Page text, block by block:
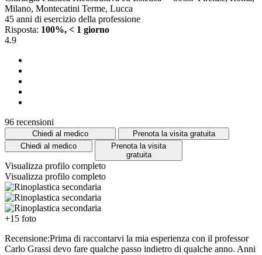
Milano, Montecatini Terme, Lucca
45 anni di esercizio della professione
Risposta: 100%, < 1 giorno
4.9
96 recensioni
Chiedi al medico
Prenota la visita gratuita
Chiedi al medico
Prenota la visita
gratuita
Visualizza profilo completo
Visualizza profilo completo
+15 foto
Recensione:Prima di raccontarvi la mia esperienza con il professor
Carlo Grassi devo fare qualche passo indietro di qualche anno. Anni